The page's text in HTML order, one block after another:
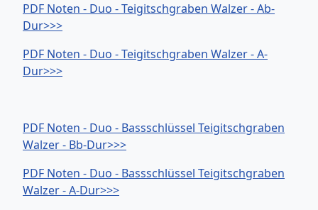
PDF Noten - Duo - Teigitschgraben Walzer - Ab-
Dur>>>
PDF Noten - Duo - Teigitschgraben Walzer - A-
Dur>>>
PDF Noten - Duo - Bassschlüssel Teigitschgraben
Walzer - Bb-Dur>>>
PDF Noten - Duo - Bassschlüssel Teigitschgraben
Walzer - A-Dur>>>